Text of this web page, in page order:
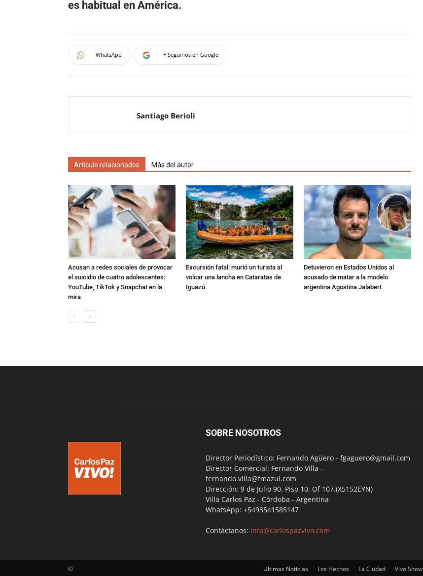
es habitual en América.
WhatsApp + Seguinos en Google
Santiago Berioli
Artículo relacionados Más del autor
Acusan a redes sociales de provocar
el suicidio de cuatro adolescentes:
YouTube, TikTok y Snapchat en la
mira
Excursión fatal: murió un turista al
volcar una lancha en Cataratas de
Iguazú
Detuvieron en Estados Unidos al
acusado de matar a la modelo
argentina Agostina Jalabert
SOBRE NOSOTROS
Director Periodístico: Fernando Agüero - fgaguero@gmail.com
Director Comercial: Fernando Villa -
fernando.villa@fmazul.com
Dirección: 9 de Julio 90. Piso 10. Of 107.(X5152EYN)
Villa Carlos Paz - Córdoba - Argentina
WhatsApp: +5493541585147
Contáctanos: info@carlospazvivo.com
Ultimas Noticias Los Hechos La Ciudad Vivo Show
©